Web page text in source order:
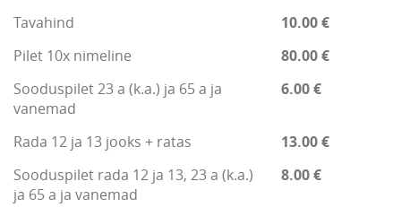
Tavahind
10.00 €
Pilet 10x nimeline
80.00 €
Sooduspilet 23 a (k.a.) ja 65 a ja
vanemad
6.00 €
Rada 12 ja 13 jooks + ratas
13.00 €
Sooduspilet rada 12 ja 13, 23 a (k.a.)
ja 65 a ja vanemad
8.00 €